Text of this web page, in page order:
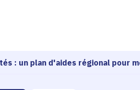
: un plan d'aides régional pour